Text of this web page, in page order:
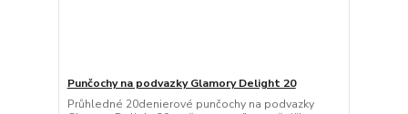
Punčochy na podvazky Glamory Delight 20
Průhledné 20denierové punčochy na podvazky